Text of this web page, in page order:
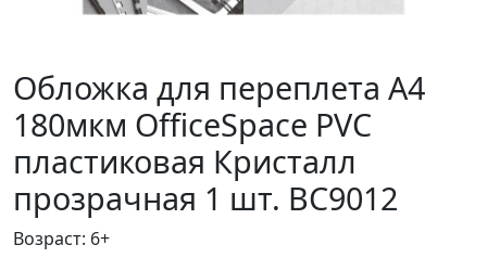
Обложка для переплета А4
180мкм OfficeSpace PVC
пластиковая Кристалл
прозрачная 1 шт. BC9012
Возраст: 6+